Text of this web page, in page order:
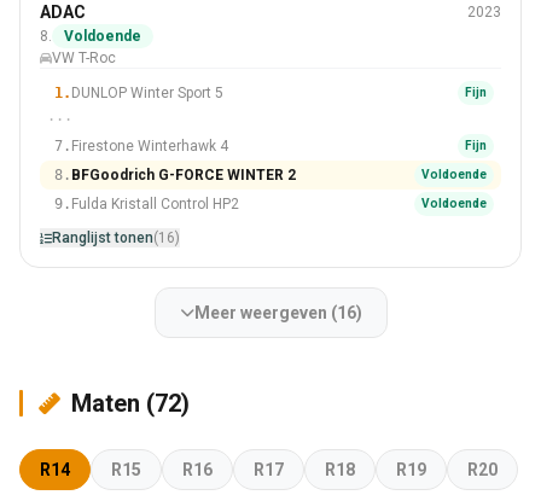
205/60 R16
#8 Van 16 Banden
ADAC
2023
8.
Voldoende
VW T-Roc
1. DUNLOP Winter Sport 5 Fijn
···
7. Firestone Winterhawk 4 Fijn
8. BFGoodrich G-FORCE WINTER 2 Voldoende
9. Fulda Kristall Control HP2 Voldoende
Ranglijst tonen(16)
Meer weergeven (16)
Maten (72)
R14 R15 R16 R17 R18 R19 R20